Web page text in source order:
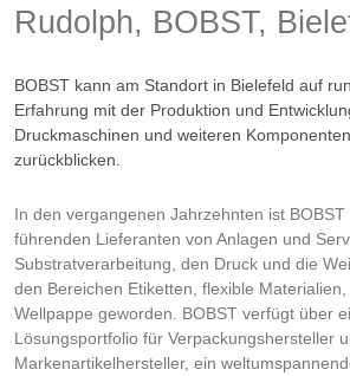
Rudolph, BOBST,
BOBST kann am Standort in Bielefeld auf
Erfahrung mit der Produktion und
Druckmaschinen und weiteren
zurückblicken.
In den vergangenen Jahrzehnten ist
führenden Lieferanten von Anlagen und
Substratverarbeitung, den Druck und die
den Bereichen Etiketten, flexible
Wellpappe geworden. BOBST verfügt über
Lösungsportfolio für Verpackungshersteller
Markenartikelhersteller, ein